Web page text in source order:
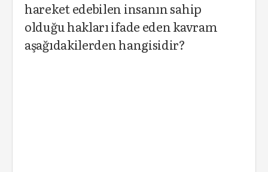
hareket edebilen insanın sahip
olduğu hakları ifade eden kavram
aşağıdakilerden hangisidir?